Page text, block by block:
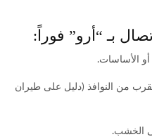
بـ “أرو” فوراً:
الأساسات.
من النوافذ (دليل على طيران
الخشب.